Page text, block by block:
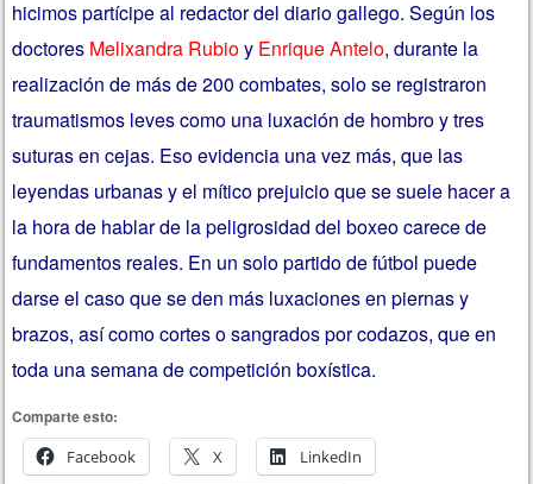
hicimos partícipe al redactor del diario gallego. Según los
doctores Melixandra Rubioy Enrique Antelo, durante la
realización de más de 200 combates, solo se registraron
traumatismos leves como una luxación de hombro y tres
suturas en cejas. Eso evidencia una vez más, que las
leyendas urbanas y el mítico prejuicio que se suele hacer a
la hora de hablar de la peligrosidad del boxeo carece de
fundamentos reales. En un solo partido de fútbol puede
darse el caso que se den más luxaciones en piernas y
brazos, así como cortes o sangrados por codazos, que en
toda una semana de competición boxística.
Comparte esto:
Facebook
X LinkedIn